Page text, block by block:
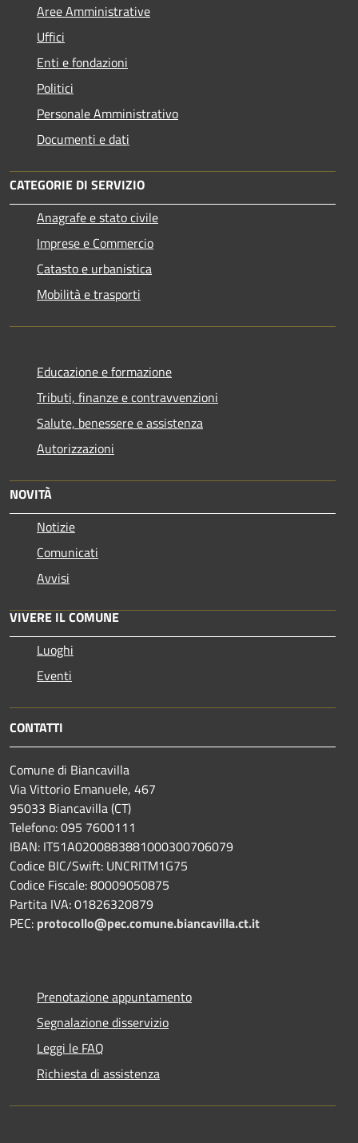
Aree Amministrative
Uffici
Enti e fondazioni
Politici
Personale Amministrativo
Documenti e dati
CATEGORIE DI SERVIZIO
Anagrafe e stato civile
Imprese e Commercio
Catasto e urbanistica
Mobilità e trasporti
Educazione e formazione
Tributi, finanze e contravvenzioni
Salute, benessere e assistenza
Autorizzazioni
NOVITÀ
Notizie
Comunicati
Avvisi
VIVERE IL COMUNE
Luoghi
Eventi
CONTATTI
Comune di Biancavilla
Via Vittorio Emanuele, 467
95033 Biancavilla (CT)
Telefono: 095 7600111
IBAN: IT51A0200883881000300706079
Codice BIC/Swift: UNCRITM1G75
Codice Fiscale: 80009050875
Partita IVA: 01826320879
PEC: protocollo@pec.comune.biancavilla.ct.it
Prenotazione appuntamento
Segnalazione disservizio
Leggi le FAQ
Richiesta di assistenza